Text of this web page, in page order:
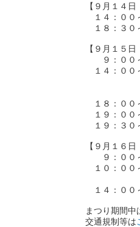
【９月１４日
１４：００
１８：３０
【９月１５日
９：００
１４：００
郷土芸
歌謡演舞
１８：００
１９：００
１９：３
【９月１６日
９：００
１０：００
出演
１４：０
まつり期間中
交通規制等は